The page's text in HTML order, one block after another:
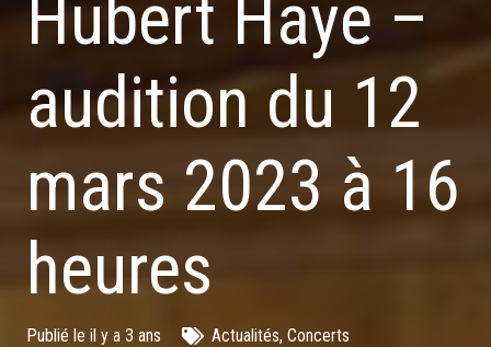
Hubert Haye –
audition du 12
mars 2023 à 16
heures
Publié le il y a 3 ans Actualités, Concerts